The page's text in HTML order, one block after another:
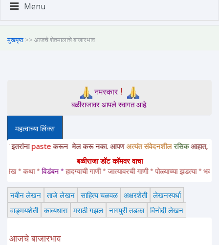
Menu
मुखपृष्ठ >> आजचे शेतमालाचे बाजारभाव
नमस्कार!
बळीराजावर आपले स्वागत आहे.
महत्वाच्या लिंक्स
pasteकरून मेल करू नका. आपणअत्यंत संवेदनशील रसिकआहात,साहित्यचोर
बळीराजा डॉट कॉमवर वाचा
कथा * विडंबन * हादग्याची गाणी * जात्यावरची गाणी * पोळ्याच्या झडत्या * भक्तीगीत *
नवीन लेखन ताजे लेखन साहित्य चळवळ अक्षरशेती लेखनस्पर्धा
वाङ्मयशेती काव्यधारा मराठी गझल नागपुरी तडका विनोदी लेखन
आजचे बाजारभाव